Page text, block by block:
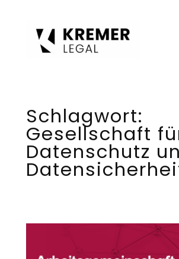
Schlagwort:
Gesellschaft
Datenschutz